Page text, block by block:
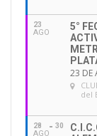
23
AGO
5°
23 DE
del
28
AGO
30